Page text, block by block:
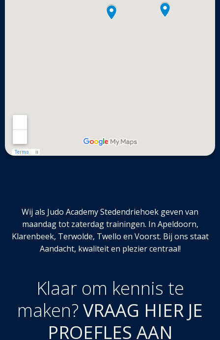
Wij als Judo Academy Stedendriehoek geven van
maandag tot zaterdag trainingen. In Apeldoorn,
Klarenbeek, Terwolde, Twello en Voorst. Bij ons staat
Aandacht, kwaliteit en plezier centraal!
Klaar om kennis te
maken? VRAAG HIER JE
PROEFLES AAN